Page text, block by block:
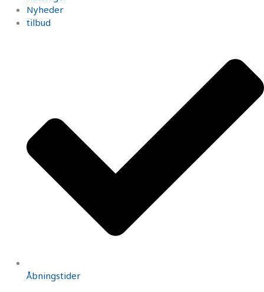
Nyheder
tilbud
Åbningstider